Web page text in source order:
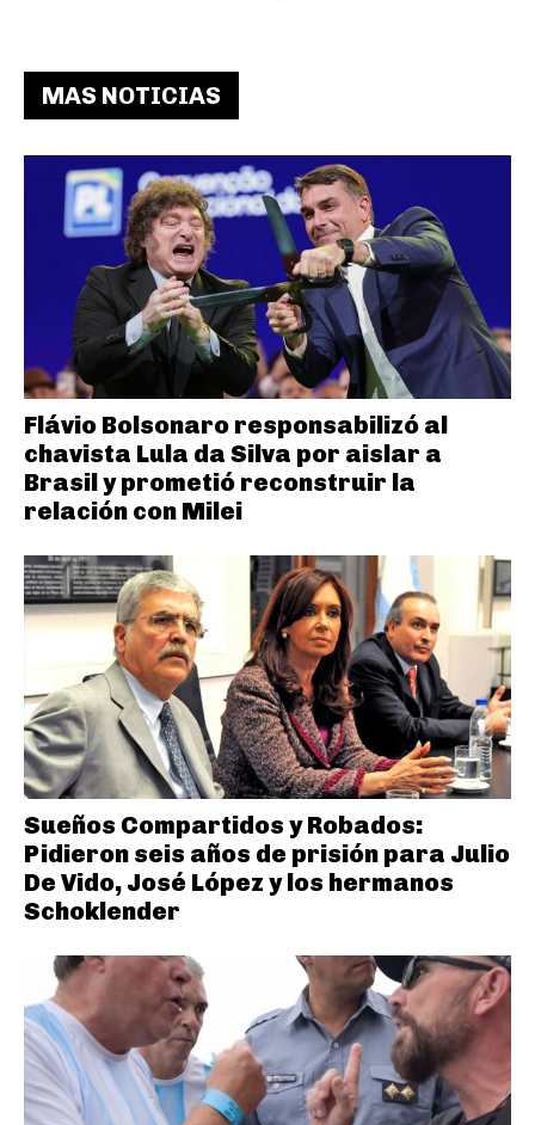
MAS NOTICIAS
Flávio Bolsonaro responsabilizó al
chavista Lula da Silva por aislar a
Brasil y prometió reconstruir la
relación con Milei
Sueños Compartidos y Robados:
Pidieron seis años de prisión para Julio
De Vido, José López y los hermanos
Schoklender